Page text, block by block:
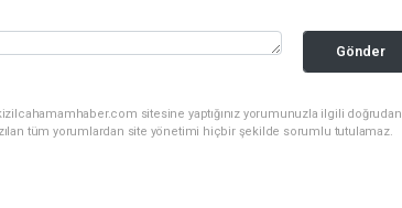
Gönder
sitesine yaptığınız yorumunuzla ilgili doğrudan
tüm yorumlardan site yönetimi hiçbir şekilde sorumlu tutulamaz.